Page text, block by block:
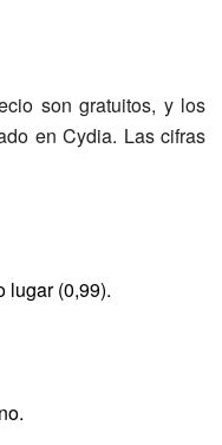
son gratuitos, y los
en Cydia. Las cifras
lugar (0,99).